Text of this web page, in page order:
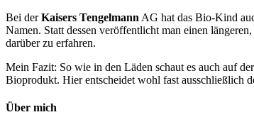
Bei derKaisers Tengelmann AG hat das Bio-Kind
Namen. Statt dessen veröffentlicht man einen
darüber zu erfahren.
Mein Fazit: So wie in den Läden schaut es auch auf
Bioprodukt. Hier entscheidet wohl fast ausschließlich
Über mich